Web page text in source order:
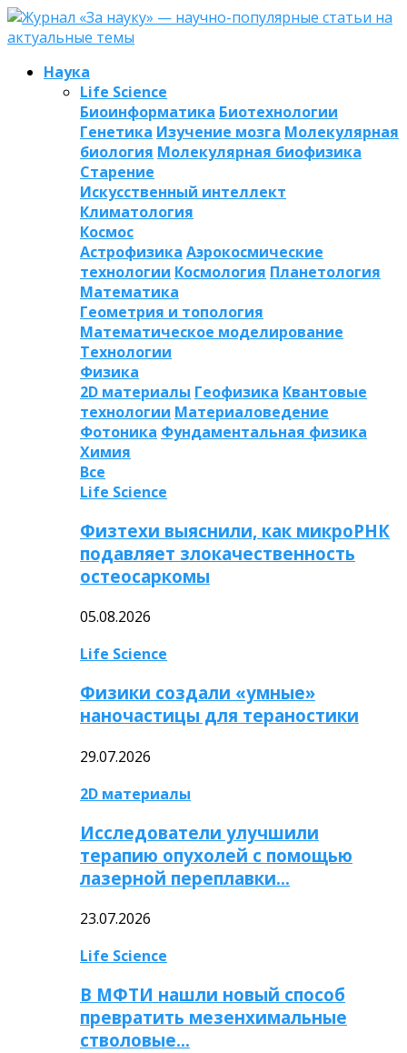
Наука
Life Science
Биоинформатика Биотехнологии
Генетика Изучение мозга Молекулярная
биология Молекулярная биофизика
Старение
Искусственный интеллект
Климатология
Космос
Астрофизика Аэрокосмические
технологии Космология Планетология
Математика
Геометрия и топология
Математическое моделирование
Технологии
Физика
2D материалы Геофизика Квантовые
технологии Материаловедение
Фотоника Фундаментальная физика
Химия
Все
Life Science
Физтехи выяснили, как микроРНК
подавляет злокачественность
остеосаркомы
05.08.2026
Life Science
Физики создали «умные»
наночастицы для тераностики
29.07.2026
2D материалы
Исследователи улучшили
терапию опухолей с помощью
лазерной переплавки…
23.07.2026
Life Science
В МФТИ нашли новый способ
превратить мезенхимальные
стволовые…